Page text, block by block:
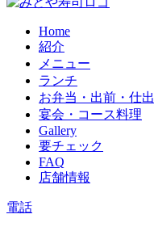
Home
紹介
メニュー
ランチ
お弁当・出前・仕出
宴会・コース料理
Gallery
要チェック
FAQ
店舗情報
電話